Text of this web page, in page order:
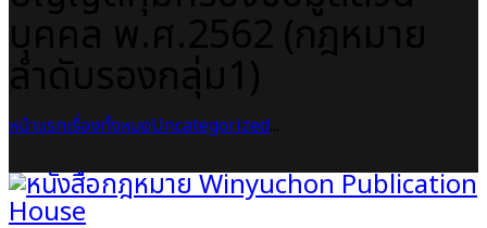
หน้าแรกเรื่องทั้งหมดUncategorized